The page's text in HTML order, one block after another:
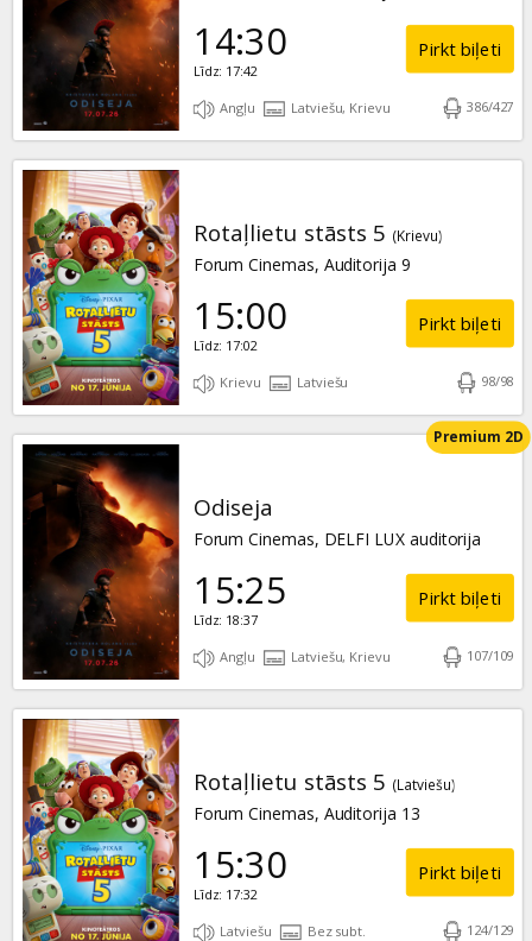
14:30
Līdz: 17:42
Pirkt biļeti
Angļu Latviešu, Krievu 386/427
Rotaļlietu stāsts 5 (Krievu)
Forum Cinemas, Auditorija 9
15:00
Līdz: 17:02
Pirkt biļeti
Krievu Latviešu 98/98
Odiseja
Forum Cinemas, DELFI LUX auditorija
Premium 2D
15:25
Līdz: 18:37
Pirkt biļeti
Angļu Latviešu, Krievu 107/109
Rotaļlietu stāsts 5 (Latviešu)
Forum Cinemas, Auditorija 13
15:30
Līdz: 17:32
Pirkt biļeti
Latviešu Bez subt. 124/129